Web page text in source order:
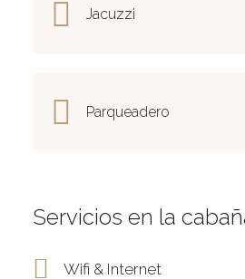
Jacuzzi
Parqueadero
Servicios en la
Wifi & Internet